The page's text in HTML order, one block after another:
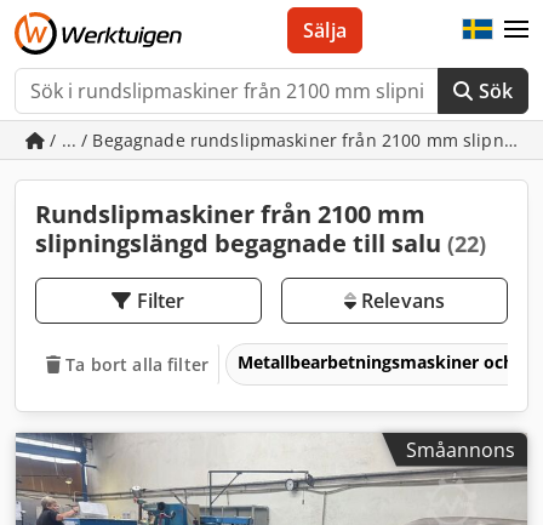
Sök
Sälja
/ ... / Begagnade rundslipmaskiner från 2100 mm
Rundslipmaskiner från 2100 mm
slipningslängd begagnade till salu (22)
Filter Relevans
Ta bort alla filter Metallbearbetningsmaskiner och
Småannons